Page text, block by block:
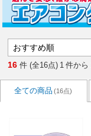
16 件 (全16点) 1 件から
全ての商品 (16点)